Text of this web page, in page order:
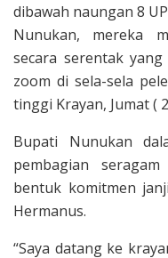
dibawah naungan 8
Nunukan, mereka
secara serentak
zoom di sela-sela
tinggi Krayan, Jumat (
Bupati Nunukan
pembagian
bentuk komitmen
Hermanus.
“Saya datang ke